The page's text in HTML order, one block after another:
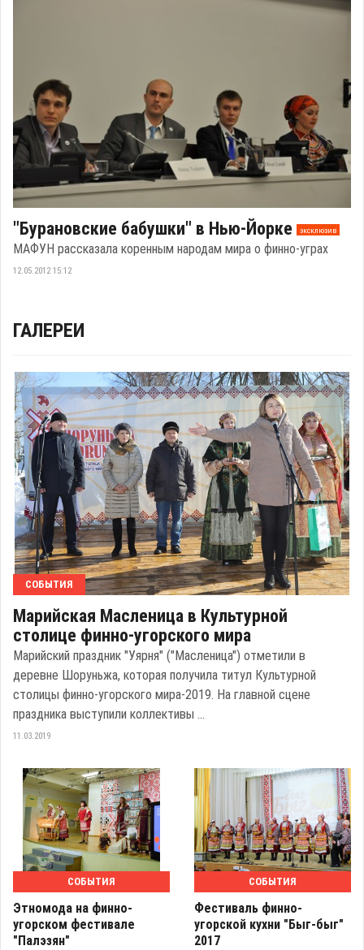
"Бурановские бабушки" в Нью-Йорке эксклюзив
МАФУН рассказала коренным народам мира о финно-уграх
12.05.2012 15:12
ГАЛЕРЕИ
СОБЫТИЯ
Марийская Масленица в Культурной
столице финно-угорского мира
Марийский праздник "Уярня" ("Масленица") отметили в
деревне Шоруньжа, которая получила титул Культурной
столицы финно-угорского мира-2019. На главной сцене
праздника выступили коллективы ...
11.03.2019
СОБЫТИЯ
Этномода на финно-
угорском фестивале
"Палэзян"
СОБЫТИЯ
Фестиваль финно-
угорской кухни "Быг-быг"
2017